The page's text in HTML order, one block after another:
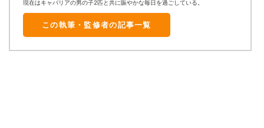
現在はキャバリアの男の子2匹と共に賑やかな毎日を過ごしている。
この執筆・監修者の記事一覧